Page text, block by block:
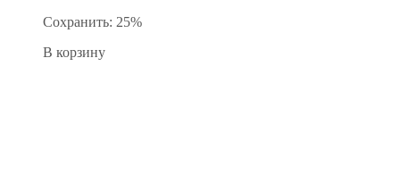
Сохранить: 25%
В корзину